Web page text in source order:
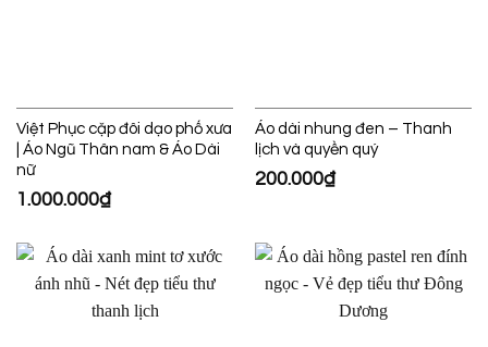
Việt Phục cặp đôi dạo phố xưa
| Áo Ngũ Thân nam & Áo Dài
nữ
1.000.000₫
Áo dài nhung đen – Thanh
lịch và quyền quý
200.000₫